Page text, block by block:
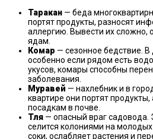
Таракан — беда
портят продукты, разносят
аллергию. Вывести их сложно,
ядам.
Комар — сезонное бедствие.
особенно если рядом есть
укусов, комары способны
заболевания.
Муравей — нахлебник и в
квартире они портят
посадкам в почве.
Тля — опасный враг садовода.
селится колониями на
соки, ослабляет растения и